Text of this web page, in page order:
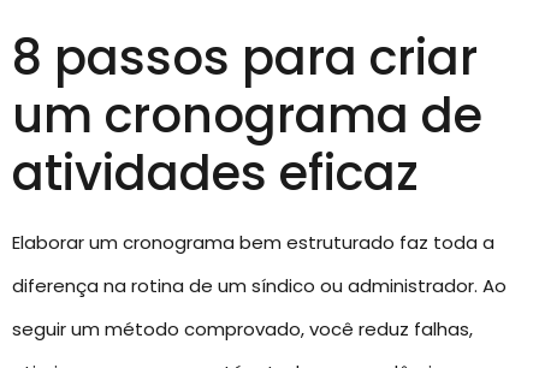
8 passos para criar
um cronograma de
atividades eficaz
Elaborar um cronograma bem estruturado faz toda a
diferença na rotina de um síndico ou administrador. Ao
seguir um método comprovado, você reduz falhas,